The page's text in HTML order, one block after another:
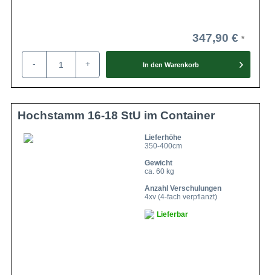
347,90 €
- + In den Warenkorb
Hochstamm 16-18 StU im Container
Lieferhöhe
350-400cm
Gewicht
ca. 60 kg
Anzahl Verschulungen
4xv (4-fach verpflanzt)
Lieferbar